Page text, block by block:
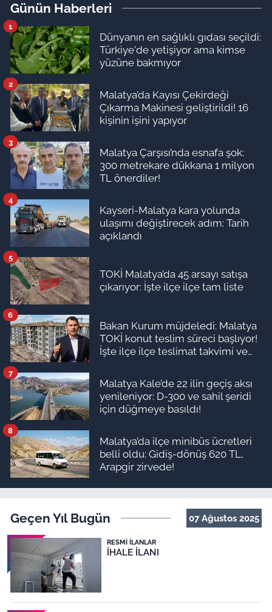
Günün Haberleri
Dünyanın en sağlıklı gıdası seçildi:
Türkiye'de yetişiyor ama kimse
yüzüne bakmıyor
1
Malatya’da Kayısı Çekirdeği
Çıkarma Makinesi geliştirildi! 16
kişinin işini yapıyor
2
Malatya Çarşısı’nda esnafa şok:
300 metrekare dükkana 1 milyon
TL önerdiler!
3
Kayseri-Malatya kara yolunda
ulaşımı değiştirecek adım: Tarih
açıklandı
4
TOKİ Malatya’da 45 arsayı satışa
çıkarıyor: İşte ilçe ilçe tam liste
5
Bakan Kurum müjdeledi: Malatya
TOKİ konut teslim süreci başlıyor!
İşte ilçe ilçe teslimat takvimi ve
6
Malatya Kale’de 22 ilin geçiş aksı
yenileniyor: D-300 ve sahil şeridi
için düğmeye basıldı!
7
Malatya’da ilçe minibüs ücretleri
belli oldu: Gidiş-dönüş 620 TL,
Arapgir zirvede!
8
Geçen Yıl Bugün 07 Ağustos 2025
RESMI İLANLAR
İHALE İLANI